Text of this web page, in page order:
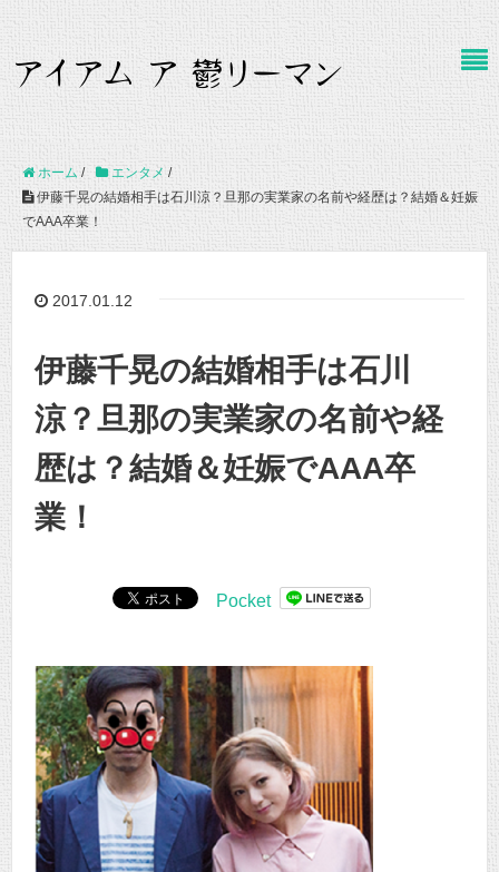
ホーム / エンタメ /
伊藤千晃の結婚相手は石川涼？旦那の実業家の名前や経歴は？結婚＆妊娠
でAAA卒業！
2017.01.12
伊藤千晃の結婚相手は石川
涼？旦那の実業家の名前や経
歴は？結婚＆妊娠でAAA卒
業！
Pocket